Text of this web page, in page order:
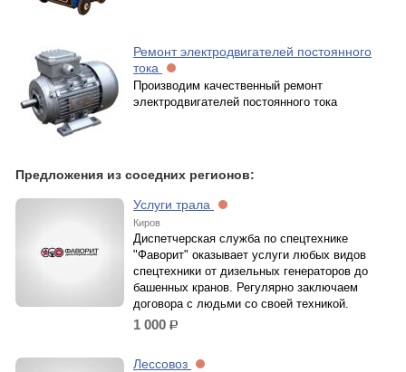
Ремонт электродвигателей постоянного
тока
Производим качественный ремонт
электродвигателей постоянного тока
Предложения из соседних регионов:
Услуги трала
Киров
Диспетчерская служба по спецтехнике
"Фаворит" оказывает услуги любых видов
спецтехники от дизельных генераторов до
башенных кранов. Регулярно заключаем
договора с людьми со своей техникой.
1 000 р.
Лессовоз